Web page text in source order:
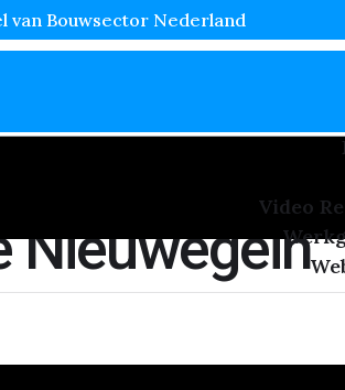
van Bouwsector Nederland
Video
Nieuwegein